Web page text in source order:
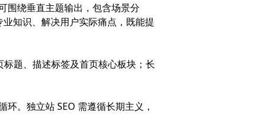
围绕垂直主题输出，包含场景分
知识、解决用户实际痛点，既能提
题、描述标签及首页核心板块；长
。独立站 SEO 需遵循长期主义，